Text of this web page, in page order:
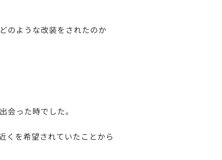
のような改装をされたのか
った時でした。
くを希望されていたことから